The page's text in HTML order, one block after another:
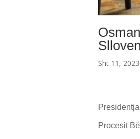
Sht 11, 2023
Procesit